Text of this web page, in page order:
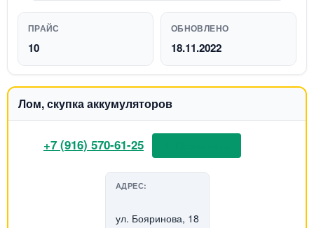
ПРАЙС
10
ОБНОВЛЕНО
18.11.2022
Лом, скупка аккумуляторов
+7 (916) 570-61-25
АДРЕС:
ул. Бояринова, 18